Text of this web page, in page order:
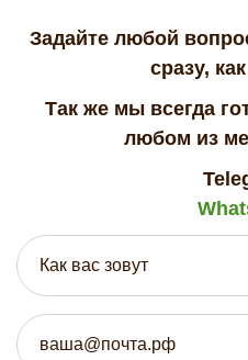
Задайте любой
сразу,
Так же мы всегда
любом из